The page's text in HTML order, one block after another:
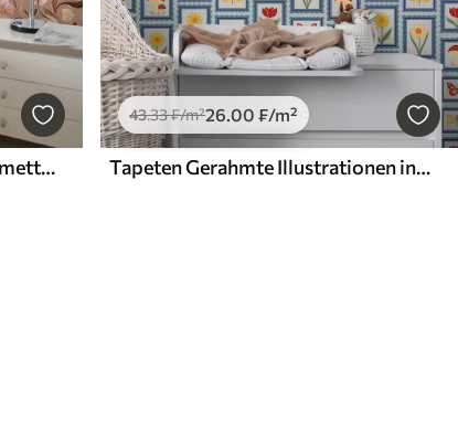
Tapeten Rosa Blumen und Schmetterlinge auf einem warmen braunen Hintergrund
43.33₣/m²26.00 ₣/m²
Tapeten Gerahmte Illustrationen in Blautönen